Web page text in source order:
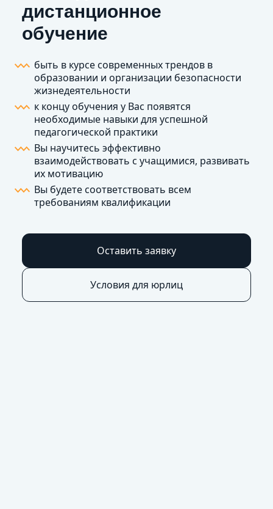
дистанционное
обучение
быть в курсе современных трендов в
образовании и организации безопасности
жизнедеятельности
к концу обучения у Вас появятся
необходимые навыки для успешной
педагогической практики
Вы научитесь эффективно
взаимодействовать с учащимися, развивать
их мотивацию
Вы будете соответствовать всем
требованиям квалификации
Оставить заявку
Условия для юрлиц